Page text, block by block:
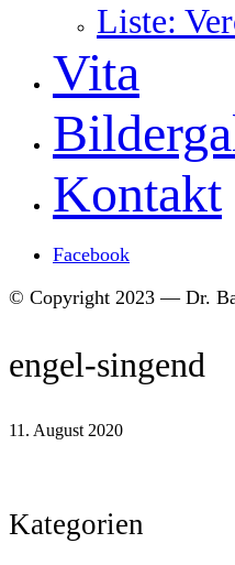
Liste:
Vita
Kontakt
Facebook
© Copyright 2023 — Dr.
engel-singend
11. August 2020
Kategorien